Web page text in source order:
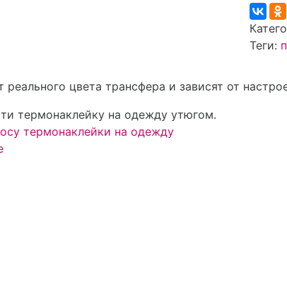
Теги:
реального цвета трансфера и зависят от
термонаклейку на одежду утюгом.
термонаклейки на одежду